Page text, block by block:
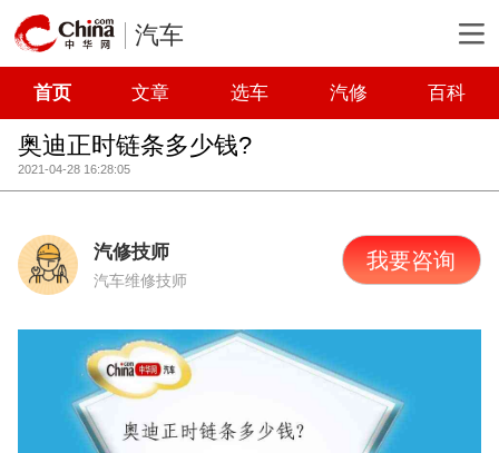
汽车
首页 文章 选车 汽修 百科
奥迪正时链条多少钱?
2021-04-28 16:28:05
汽修技师
汽车维修技师
我要咨询